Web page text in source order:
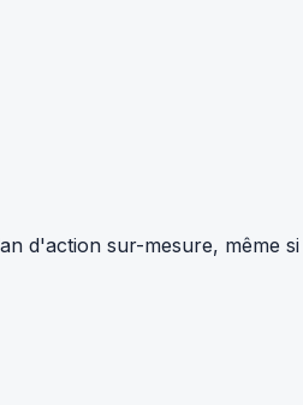
d'action sur-mesure, même si